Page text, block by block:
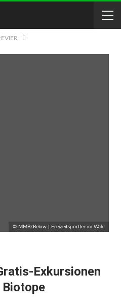
© MMB/Below | Freizeitsportler im Wald
Exkursionen
Biotope